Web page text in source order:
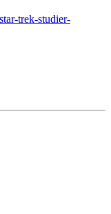
trek-studier-